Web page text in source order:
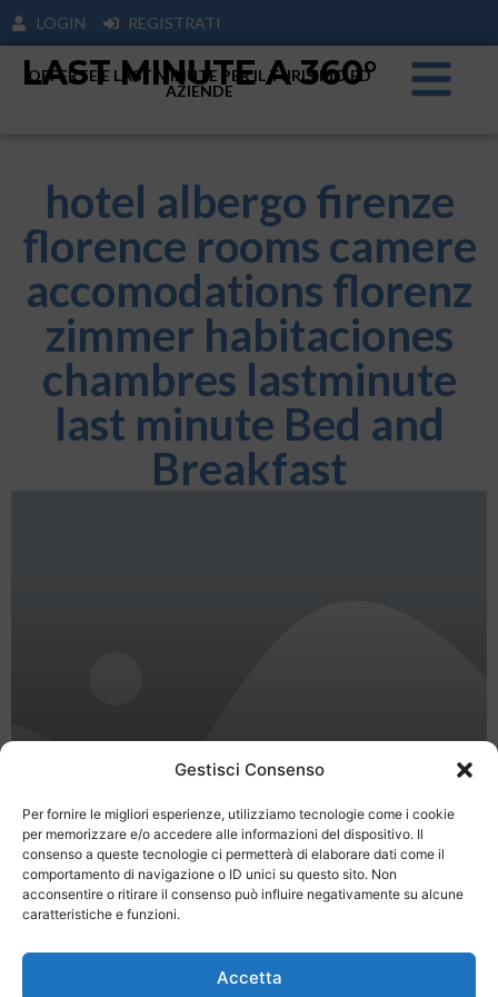
Gestisci Consenso
Per fornire le migliori esperienze, utilizziamo tecnologie come i cookie
per memorizzare e/o accedere alle informazioni del dispositivo. Il
consenso a queste tecnologie ci permetterà di elaborare dati come il
comportamento di navigazione o ID unici su questo sito. Non
acconsentire o ritirare il consenso può influire negativamente su alcune
caratteristiche e funzioni.
Accetta
LOGIN REGISTRATI
LAST MINUTE A 360°
OFFERTE E LAST MINUTE PER IL TURISIMO ED
AZIENDE
hotel albergo firenze
florence rooms camere
accomodations florenz
zimmer habitaciones
chambres lastminute
last minute Bed and
Breakfast
HandicraftsTrade Fair – the art of
making – from 30 Apr 2011 to 08
May 2011